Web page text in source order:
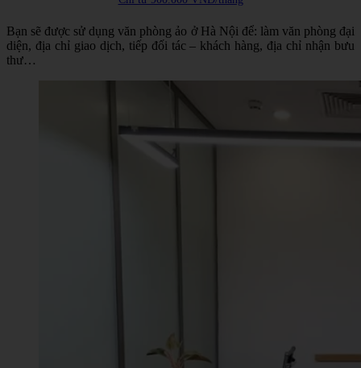
Bạn sẽ được sử dụngvăn phòng ảo ở Hà Nội để: làm văn phòng đại
diện, địa chỉ giao dịch, tiếp đối tác – khách hàng, địa chỉ nhận bưu
thư…